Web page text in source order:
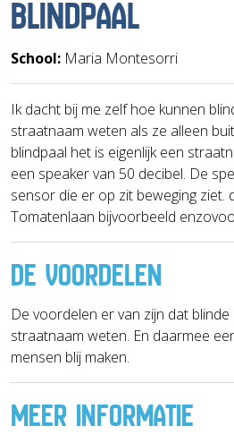
BLINDPAAL
School: Maria Montesorri
Ik dacht bij me zelf hoe kunnen
straatnaam weten als ze alleen
blindpaal het is eigenlijk een
een speaker van 50 decibel. De
sensor die er op zit beweging ziet.
Tomatenlaan bijvoorbeeld
DE VOORDELEN
De voordelen er van zijn dat
straatnaam weten. En daarmee
mensen blij maken.
MEER INFORMATIE